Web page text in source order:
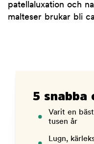
patellaluxation och
malteser brukar bli
5 snabba
Varit en
tusen år
Lugn,